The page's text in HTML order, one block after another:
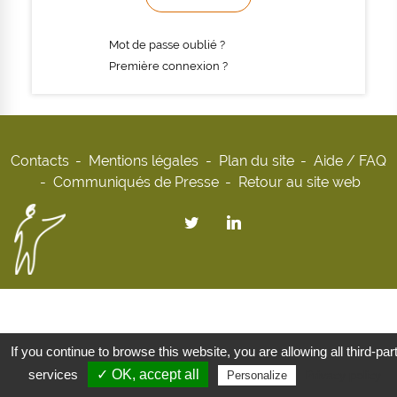
Mot de passe oublié ?
Première connexion ?
Contacts Mentions légales Plan du site
Aide / FAQ
Communiqués de Presse
Retour au site web
If you continue to browse this website, you are allowing all third-
services
✓ OK, accept all Personalize